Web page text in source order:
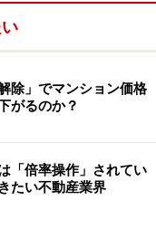
致しません。あく
てください。返済
関が大半です。な
ローン金利による
ちらも参照してみ
除」でマンション価格
がるのか？
「倍率操作」されてい
たい不動産業界